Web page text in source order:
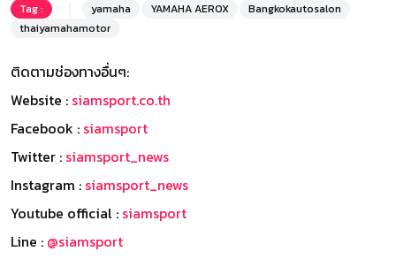
Tag : yamaha YAMAHA AEROX
Bangkokautosalon
thaiyamahamotor
ติดตามช่องทางอื่นๆ:
Website : siamsport.co.th
Facebook : siamsport
Twitter : siamsport_news
Instagram : siamsport_news
Youtube official : siamsport
Line : @siamsport